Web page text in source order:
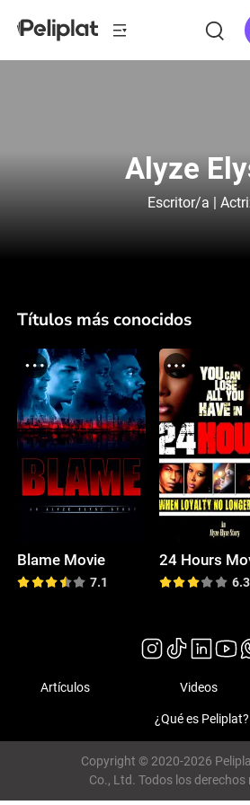
Alyze
Escritor/a |
Títulos más conocidos
Blame Movie
7.1
24 Hours
6.3
Artículos Videos
¿Qué es Peliplat?
Copyright © 2020-2026
Co., Ltd. Todos los derechos